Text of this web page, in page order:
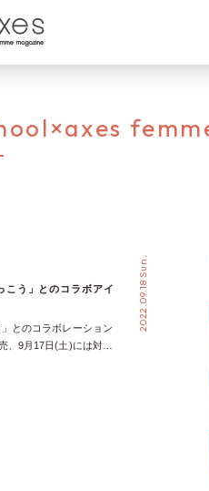
う」とのコラボアイ
とのコラボレーション
9月17日(土)には対象
を得た「axes femme×
！ 「axes femme」と
2022.09.18 Sun.